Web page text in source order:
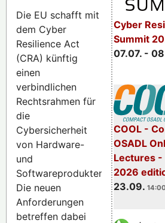
Cyber
Summit
07.07. -
COOL -
OSADL
Lectures -
2026
23.09.
Die EU schafft mit
dem Cyber
Resilience Act
(CRA) künftig
einen
verbindlichen
Rechtsrahmen für
die
Cybersicherheit
von Hardware-
und
Softwareprodukten.
Die neuen
Anforderungen
betreffen dabei